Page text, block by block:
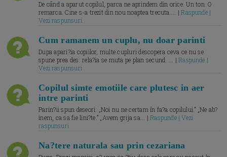
De cānd a aparut copilul, parca ne aprindem din orice. Un ton. O
remarca. Cine s-a trezit din nou noaptea trecuta.... |Raspunde |
Vezi raspunsuri
Cum ramanem un cuplu, nu doar parinti
Dupa apari?ia copiilor, multe cupluri descopera ceva ce nu se
spune prea des: rela?ia se muta pe plan secund. ... |Raspunde |
Vezi raspunsuri
Copilul simte emotiile care plutesc in aer
intre parinti
Parin?ii spun deseori: „Noi nu ne certam īn fa?a copilului.” „Ne ab?
inem, ca sa fie lini?te.” „Avem grija sa... |Raspunde | Vezi
raspunsuri
Na?tere naturala sau prin cezariana